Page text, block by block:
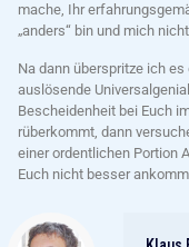
mache, Ihr
„anders“ bin und mich
Na dann überspritze ich
auslösende
Bescheidenheit bei Euch
rüberkommt, dann
einer ordentlichen Portion
Euch nicht besser